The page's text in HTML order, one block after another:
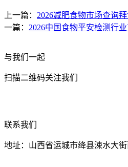
上一篇： 2026减肥食物市场查询
一篇： 2026中国食物平安检测行
与我们一起
扫描二维码关注我们
联系我们
地址：山西省运城市绛县涑水大